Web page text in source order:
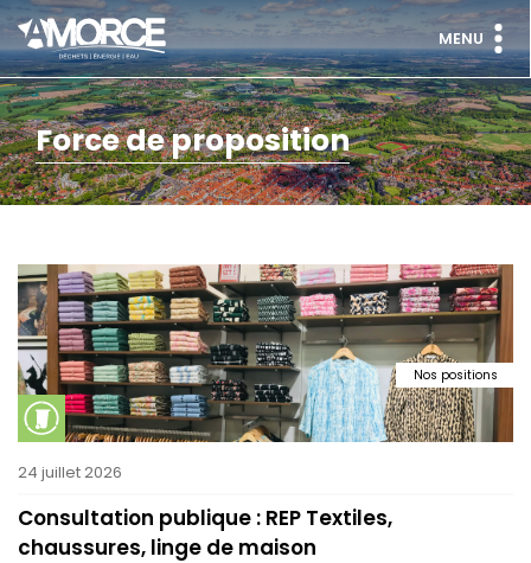
MENU
Force de proposition
Nos positions
24 juillet 2026
Consultation publique : REP Textiles,
chaussures, linge de maison